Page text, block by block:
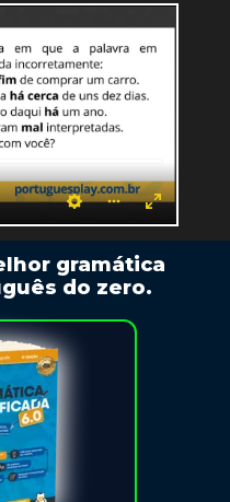
gramática
do zero.